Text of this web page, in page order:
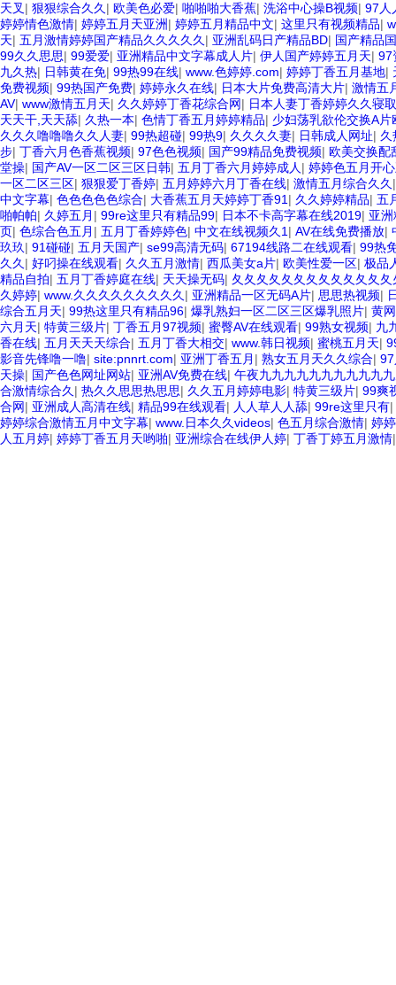
天叉 | 狠狠综合久久 | 欧美色必爱| 啪啪啪大香蕉| 洗浴中心操B视频| 97人
婷婷情色激情| 婷婷五月天亚洲| 婷婷五月精品中文| 这里只有视频精品|
天| 五月激情婷婷国产精品久久久久久 | 亚洲乱码日产精品BD| 国产精品
99久久思思| 99爱爱| 亚洲精品中文字幕成人片| 伊人国产婷婷五月天| 97
九久热| 日韩黄在免| 99热99在线| www.色婷婷.com| 婷婷丁香五月基地|
免费视频| 99热国产免费| 婷婷永久在线| 日本大片免费高清大片| 激情五
AV| www激情五月天| 久久婷婷丁香花综合网| 日本人妻丁香婷婷久久寝
天天干,天天舔| 久热一本| 色情丁香五月婷婷精品| 少妇荡乳欲伦交换A片
久久久噜噜噜久久人妻| 99热超碰| 99热9| 久久久久妻| 日韩成人网址| 久
步| 丁香六月色香蕉视频| 97色色视频| 国产99精品免费视频| 欧美交换配
堂操| 国产AV一区二区三区日韩| 五月丁香六月婷婷成人 | 婷婷色五月开
一区二区三区| 狠狠爱丁香婷| 五月婷婷六月丁香在线| 激情五月综合久久
中文字幕| 色色色色色综合| 大香蕉五月天婷婷丁香91 | 久久婷婷精品| 五
啪帕帕| 久婷五月 | 99re这里只有精品99| 日本不卡高字幕在线2019| 亚
页| 色综合色五月 | 五月丁香婷婷色| 中文在线视频久1 | AV在线免费播放|
玖玖| 91碰碰| 五月天国产| se99高清无码| 67194线路二在线观看| 99热
久久 | 好叼操在线观看| 久久五月激情| 西瓜美女a片| 欧美性爱一区| 极品
精品自拍| 五月丁香婷庭在线| 天天操无码| 夂夂夂夂夂夂夂夂夂夂夂夂
久婷婷| www.久久久久久久久久久 | 亚洲精品一区无码A片| 思思热视频|
综合五月天| 99热这里只有精品96| 爆乳熟妇一区二区三区爆乳照片| 黄
六月天| 特黄三级片| 丁香五月97视频| 蜜臀AV在线观看| 99熟女视频| 九
香在线| 五月天天天综合| 五月丁香大相交| www.韩日视频| 蜜桃五月天|
影音先锋噜一噜| site:pnnrt.com| 亚洲丁香五月 | 熟女五月天久久综合|
天操| 国产色色网址网站| 亚洲AV免费在线| 午夜九九九九九九九九九九
合激情综合久 | 热久久思思热思思| 久久五月婷婷电影| 特黄三级片| 99爽
合网| 亚洲成人高清在线| 精品99在线观看| 人人草人人舔| 99re这里只有|
婷婷综合激情五月中文字幕| www.日本久久videos| 色五月综合激情| 婷
人五月婷| 婷婷丁香五月天哟啪| 亚洲综合在线伊人婷| 丁香丁婷五月激情